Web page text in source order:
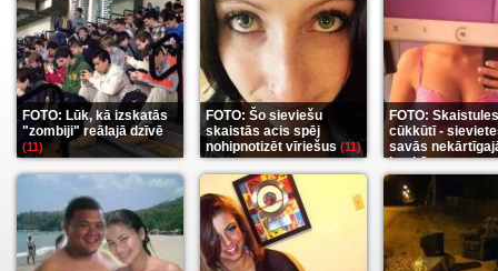
FOTO: Lūk, kā izskatās
"zombiji" reālajā dzīvē
(11)
FOTO: Šo sieviešu
skaistās acis spēj
nohipnotizēt vīriešus (11)
FOTO: Skaistules
cūkkūtī -
savās
istabās(12)